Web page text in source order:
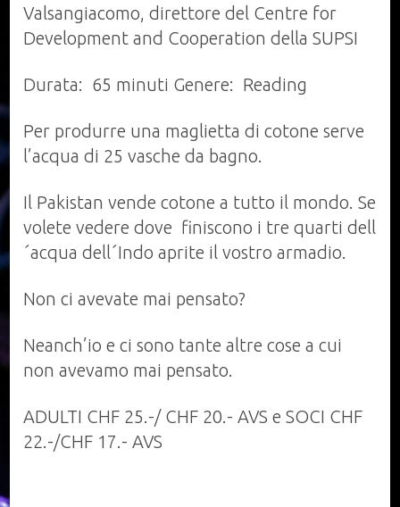
Valsangiacomo, direttore del Centre for
Development and Cooperation della SUPSI
Durata: 65 minuti Genere: Reading
Per produrre una maglietta di cotone serve
l’acqua di 25 vasche da bagno.
Il Pakistan vende cotone a tutto il mondo. Se
volete vedere dove finiscono i tre quarti dell
´acqua dell´Indo aprite il vostro armadio.
Non ci avevate mai pensato?
Neanch’io e ci sono tante altre cose a cui
non avevamo mai pensato.
ADULTI CHF 25.-/ CHF 20.- AVS e SOCI CHF
22.-/CHF 17.- AVS